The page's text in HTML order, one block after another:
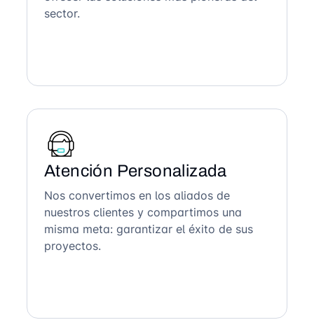
sector.
Atención Personalizada
Nos convertimos en los aliados de
nuestros clientes y compartimos una
misma meta: garantizar el éxito de sus
proyectos.